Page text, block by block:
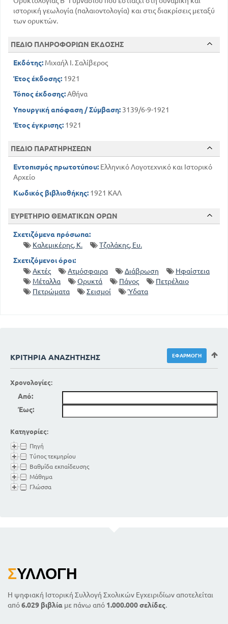
ιστορική γεωλογία (παλαιοντολογία) και στις διακρίσεις μεταξύ
των ορυκτών.
ΠΕΔΙΟ ΠΛΗΡΟΦΟΡΙΩΝ ΕΚΔΟΣΗΣ
Εκδότης: Μιχαήλ Ι. Σαλίβερος
Έτος έκδοσης: 1921
Τόπος έκδοσης:Αθήνα
Υπουργική απόφαση / Σύμβαση: 3139/6-9-1921
Έτος έγκρισης: 1921
ΠΕΔΙΟ ΠΑΡΑΤΗΡΗΣΕΩΝ
Εντοπισμός πρωτοτύπου: Ελληνικό Λογοτεχνικό και Ιστορικό
Αρχείο
Κωδικός βιβλιοθήκης: 1921 ΚΑΛ
ΕΥΡΕΤΗΡΙΟ ΘΕΜΑΤΙΚΩΝ ΟΡΩΝ
Σχετιζόμενα πρόσωπα:
Καλεμικέρης, Κ.
Τζολάκης, Ευ.
Σχετιζόμενοι όροι:
Ακτές
Ατμόσφαιρα Διάβρωση
Ηφαίστεια
Μέταλλα
Ορυκτά Πάγος
Πετρέλαιο
Πετρώματα
Σεισμοί Ύδατα
ΚΡΙΤΉΡΙΑ ΑΝΑΖΉΤΗΣΗΣ
Χρονολογίες:
Από:
Έως:
Κατηγορίες:
Πηγή
Τύπος τεκμηρίου
Βαθμίδα εκπαίδευσης
Μάθημα
Γλώσσα
ΣΥΛΛΟΓΉ
Η ψηφιακή Ιστορική Συλλογή Σχολικών Εγχειριδίων αποτελείται
από6.029 βιβλία με πάνω από 1.000.000 σελίδες.